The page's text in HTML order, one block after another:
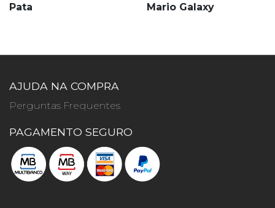
Pata
Mario Galaxy
AJUDA NA COMPRA
Perguntas Frequentes
PAGAMENTO SEGURO